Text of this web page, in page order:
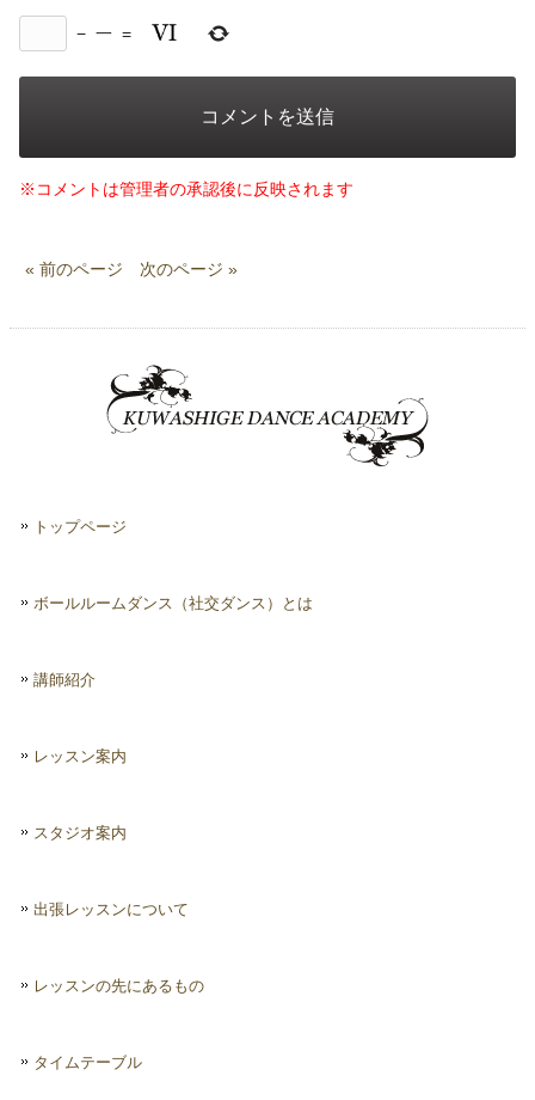
− 一 =
※コメントは管理者の承認後に反映されます
« 前のページ 次のページ »
トップページ
ボールルームダンス（社交ダンス）とは
講師紹介
レッスン案内
スタジオ案内
出張レッスンについて
レッスンの先にあるもの
タイムテーブル